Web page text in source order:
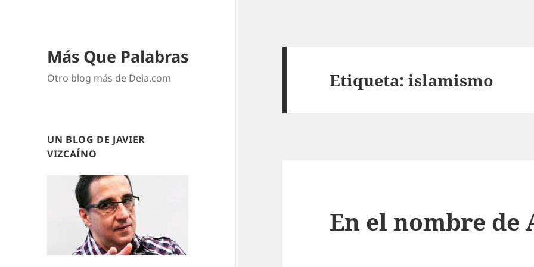
Más Que Palabras
Otro blog más de Deia.com
UN BLOG DE JAVIER
VIZCAÍNO
Etiqueta:islamismo
En el nombre de